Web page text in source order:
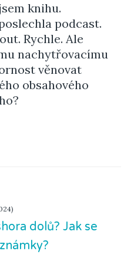
knihu.
podcast.
Rychle. Ale
nachytřovacímu
věnovat
obsahového
dolů? Jak se